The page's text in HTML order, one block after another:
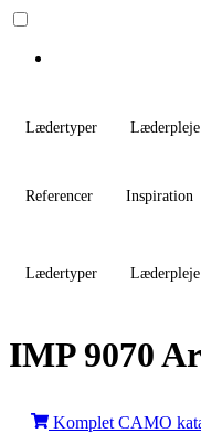
Lædertyper Læderpleje
Referencer Inspiration
Lædertyper Læderpleje
IMP 9070
Komplet CAMO